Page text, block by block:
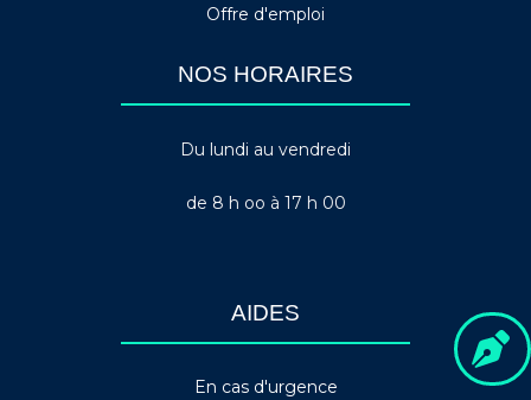
Offre d'emploi
NOS HORAIRES
Du lundi au vendredi
de 8 h oo à 17 h 00
AIDES
En cas d'urgence